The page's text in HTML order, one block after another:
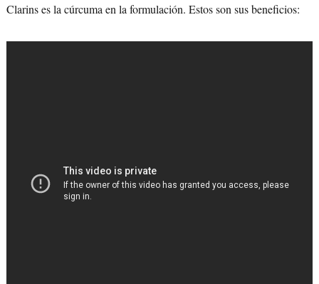
Clarins es la cúrcuma en la formulación. Estos son sus beneficios: